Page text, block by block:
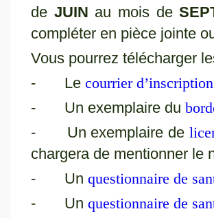
de JUIN au mois de
compléter en pièce jointe
Vous pourrez télécharger
- Le courrier
- Un exemplaire du
- Un exemplaire de
chargera de mentionner le
- Un questionnaire de
- Un questionnaire de